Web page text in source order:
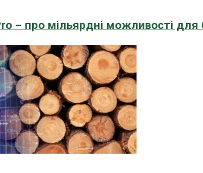
– про мільярдні можливості